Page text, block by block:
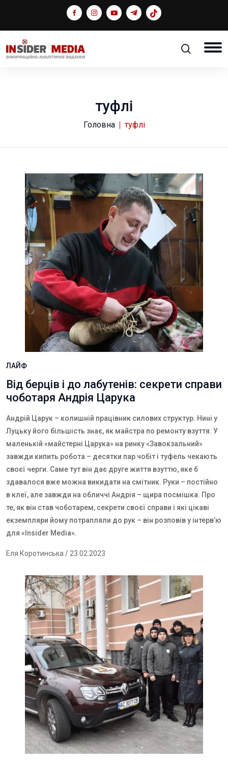
туфлі
Головна туфлі
ЛАЙФ
Від берців і до лабутенів: секрети справи
чоботаря Андрія Царука
Андрій Царук – колишній працівник силових структур. Нині у
Луцьку його більшість знає, як майстра по ремонту взуття. У
маленькій «майстерні Царука» на ринку «Завокзальний»
завжди кипить робота – десятки пар чобіт і туфель чекають
своєї черги. Саме тут він дає друге життя взуттю, яке б
здавалося вже можна викидати на смітник. Руки – постійно
в клеї, але завжди на обличчі Андрія – щира посмішка. Про
те, як він став чоботарем, секрети своєї справи і які цікаві
екземпляри йому потрапляли до рук – він розповів у інтерв’ю
для «Insider Media».
Еля Коротинська / 23.02.2023